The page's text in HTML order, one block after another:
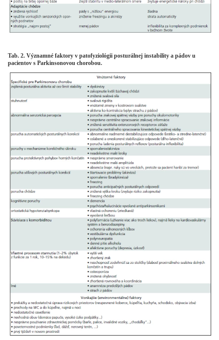
Tab. 2. Významné faktory v patofyziológii posturálnej instability a pádov u
pacientov s Parkinsonovou chorobou.